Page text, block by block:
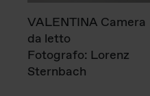
VALENTINA Camera
da letto
Fotografo: Lorenz
Sternbach